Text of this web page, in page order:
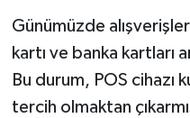
Günümüzde
kartı ve banka kartları
Bu durum, POS cihazı
tercih olmaktan